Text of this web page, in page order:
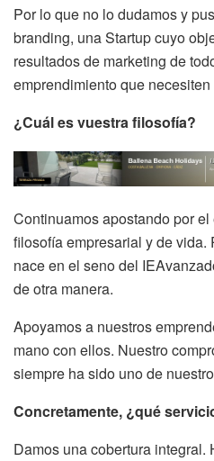
Por lo que no lo dudamos y
branding, una Startup cuyo
resultados de marketing de
emprendimiento que
¿Cuál es vuestra filosofía?
Continuamos apostando por
filosofía empresarial y de vida.
nace en el seno del
de otra manera.
Apoyamos a nuestros
mano con ellos. Nuestro
siempre ha sido uno de
Concretamente, ¿qué
Damos una cobertura integral.